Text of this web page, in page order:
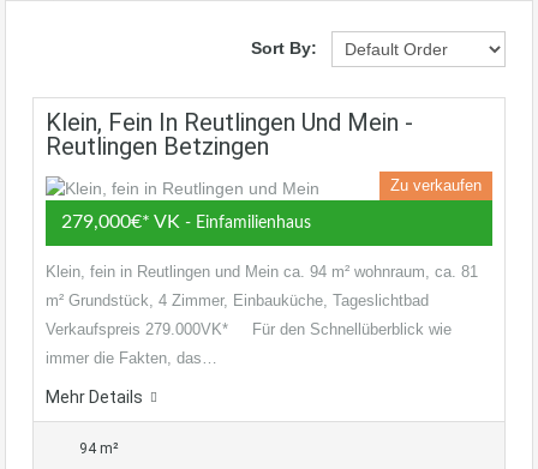
Sort By:
Klein, Fein In Reutlingen Und Mein -
Reutlingen Betzingen
Zu verkaufen
279,000€* VK - Einfamilienhaus
Klein, fein in Reutlingen und Mein ca. 94 m² wohnraum, ca. 81
m² Grundstück, 4 Zimmer, Einbauküche, Tageslichtbad
Verkaufspreis 279.000VK* Für den Schnellüberblick wie
immer die Fakten, das…
Mehr Details
94 m²